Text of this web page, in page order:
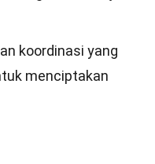
koordinasi yang
menciptakan